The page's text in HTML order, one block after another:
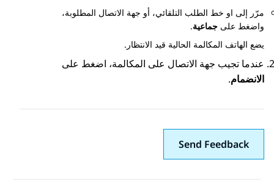
مرّر إلى او خط الطلب التلقائي، أو جهة الاتصال المطلوبة،
واضغط على جماعية.
يضع الهاتف المكالمة الحالية قيد الانتظار.
عندما تجيب جهة الاتصال على المكالمة، اضغط على
الانضمام.
Send Feedback